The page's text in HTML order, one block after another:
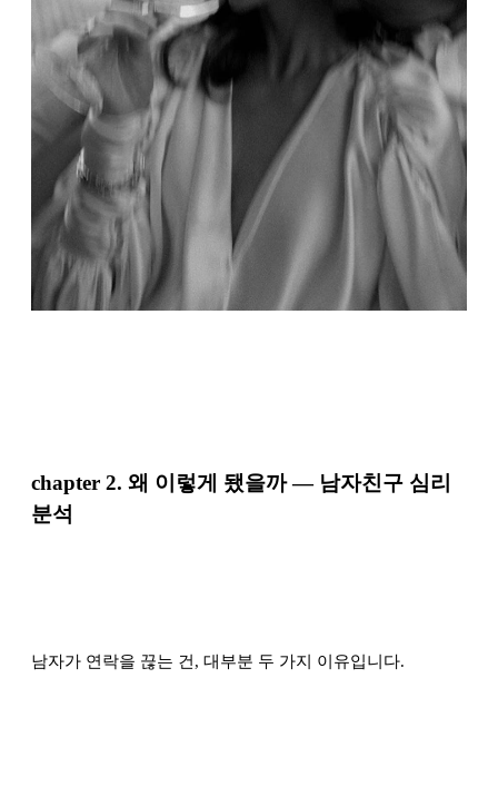
chapter 2. 왜 이렇게 됐을까 — 남자친구 심리
분석
남자가 연락을 끊는 건, 대부분 두 가지 이유입니다.